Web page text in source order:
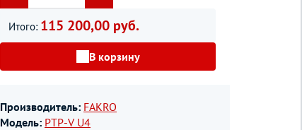
Итого: 115 200,00 руб.
В корзину
Производитель: FAKRO
Модель: PTP-V U4